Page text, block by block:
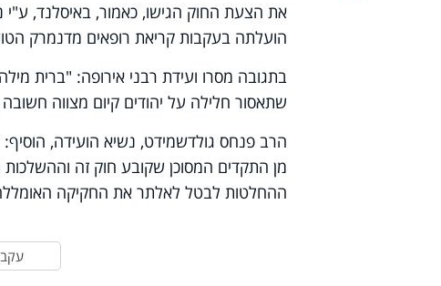
הועלתה בעקבות קריאת רופאים מדנמרק
בתגובה מסרו ועידת רבני אירופה: "ברית
שתאסור חלילה על יהודים קיום מצווה חשובה
הרב פנחס גולדשמידט, נשיא הועידה,
מן התקדים המסוכן שקובע חוק זה וההשלכות
ההחלטות לבטל לאלתר את החקיקה האומללה